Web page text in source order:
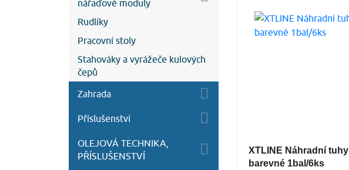
nářaďové moduly
Rudlíky
Pracovní stoly
Stahováky a vyrážeče kulových
čepů
Zahrada
Příslušenství
OLEJOVÁ TECHNIKA,
PŘÍSLUŠENSTVÍ
XTLINE Náhradní tuhy
barevné 1bal/6ks